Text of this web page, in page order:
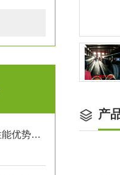
聚氨酯保温钢管生产工艺与性能优势解析
产